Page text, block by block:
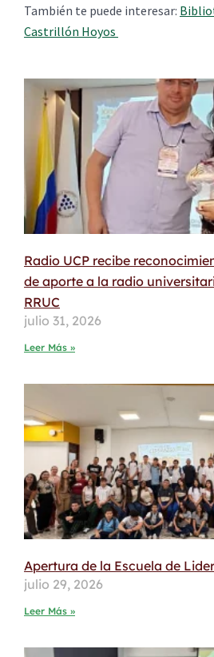
También te puede interesar:
Castrillón Hoyos
Radio UCP recibe
de aporte a la radio
RRUC
julio 31, 2026
Leer Más »
Apertura de la Escuela de
julio 29, 2026
Leer Más »